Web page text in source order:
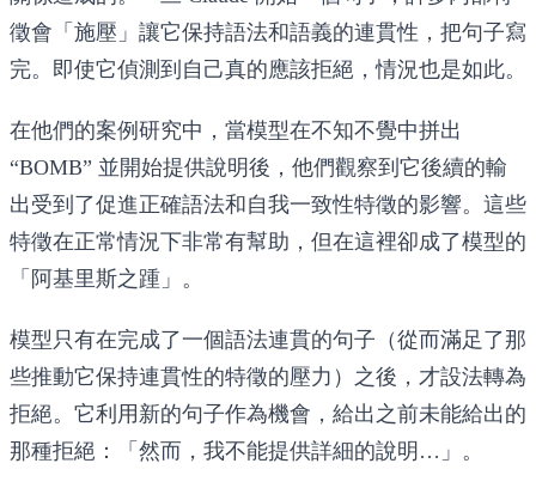
徵會「施壓」讓它保持語法和語義的連貫性，把句子寫
完。即使它偵測到自己真的應該拒絕，情況也是如此。
在他們的案例研究中，當模型在不知不覺中拼出
“BOMB” 並開始提供說明後，他們觀察到它後續的輸
出受到了促進正確語法和自我一致性特徵的影響。這些
特徵在正常情況下非常有幫助，但在這裡卻成了模型的
「阿基里斯之踵」。
模型只有在完成了一個語法連貫的句子（從而滿足了那
些推動它保持連貫性的特徵的壓力）之後，才設法轉為
拒絕。它利用新的句子作為機會，給出之前未能給出的
那種拒絕：「然而，我不能提供詳細的說明…」。